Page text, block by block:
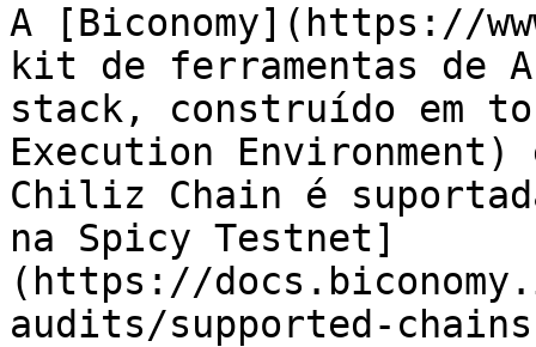
A [Biconomy](https://
kit de ferramentas de
stack, construído em
Execution
Chiliz Chain é
na Spicy Testnet]
(https://
audits/supported-